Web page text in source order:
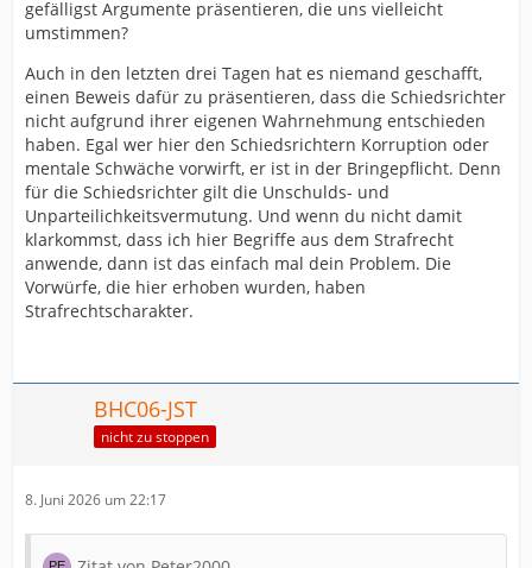
gefälligst Argumente präsentieren, die uns vielleicht
umstimmen?
Auch in den letzten drei Tagen hat es niemand geschafft,
einen Beweis dafür zu präsentieren, dass die Schiedsrichter
nicht aufgrund ihrer eigenen Wahrnehmung entschieden
haben. Egal wer hier den Schiedsrichtern Korruption oder
mentale Schwäche vorwirft, er ist in der Bringepflicht. Denn
für die Schiedsrichter gilt die Unschulds- und
Unparteilichkeitsvermutung. Und wenn du nicht damit
klarkommst, dass ich hier Begriffe aus dem Strafrecht
anwende, dann ist das einfach mal dein Problem. Die
Vorwürfe, die hier erhoben wurden, haben
Strafrechtscharakter.
BHC06-JST
nicht zu stoppen
8. Juni 2026 um 22:17